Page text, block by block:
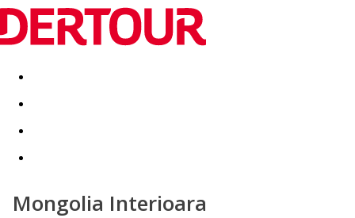
Destinatii Vacanta perfecta OFERTE DE NERATAT
Mongolia Interioara